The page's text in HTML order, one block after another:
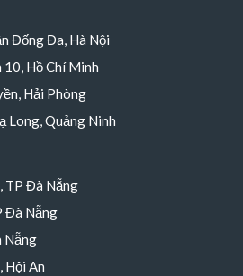
Đống Đa, Hà Nội
Hồ Chí Minh
Hải Phòng
Long, Quảng Ninh
TP Đà Nẵng
Đà Nẵng
Nẵng
An